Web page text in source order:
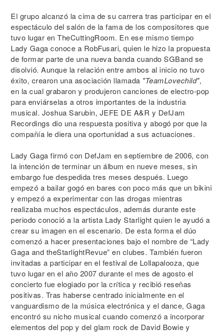
El grupo alcanzó la cima de su carrera tras participar en el
espectáculo del salón de la fama de los compositores que
tuvo lugar en TheCuttingRoom. En ese mismo tiempo
Lady Gaga conoce a RobFusari, quien le hizo la propuesta
de formar parte de una nueva banda cuando SGBand se
disolvió. Aunque la relación entre ambos al inicio no tuvo
éxito, crearon una asociación llamada "TeamLovechild",
en la cual grabaron y produjeron canciones de electro-pop
para enviárselas a otros importantes de la industria
musical. Joshua Sarubin, JEFE DE A&R y DefJam
Recordings dio una respuesta positiva y abogó por que la
compañía le diera una oportunidad a sus actuaciones.
Lady Gaga firmó con DefJam en septiembre de 2006, con
la intención de terminar un álbum en nueve meses, sin
embargo fue despedida tres meses después. Luego
empezó a bailar gogó en bares con poco más que un bikini
y empezó a experimentar con las drogas mientras
realizaba muchos espectáculos, además durante este
periodo conoció a la artista Lady Starlight quien le ayudó a
crear su imagen en el escenario. De esta forma el dúo
comenzó a hacer presentaciones bajo el nombre de “Lady
Gaga and theStarlightRevue” en clubes. También fueron
invitadas a participar en el festival de Lollapalooza, que
tuvo lugar en el año 2007 durante el mes de agosto el
concierto fue elogiado por la crítica y recibió reseñas
positivas. Tras haberse centrado inicialmente en el
vanguardismo de la música electrónica y el dance, Gaga
encontró su nicho musical cuando comenzó a incorporar
elementos del pop y del glam rock de David Bowie y